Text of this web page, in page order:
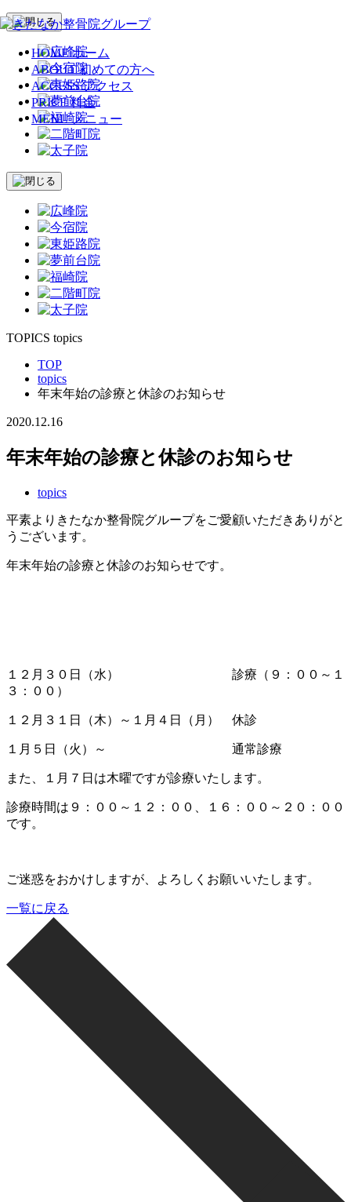
HOME ホーム
ABOUT 初めての方へ
ACCESS アクセス
PRICE 料金
MENU メニュー
TOPICS topics
TOP
topics
年末年始の診療と休診のお知らせ
2020.12.16
年末年始の診療と休診のお知らせ
topics
平素よりきたなか整骨院グループをご愛顧いただきありがと
うございます。
年末年始の診療と休診のお知らせです。
１２月３０日（水） 診療（９：００～１
３：００）
１２月３１日（木）～１月４日（月） 休診
１月５日（火）～ 通常診療
また、１月７日は木曜ですが診療いたします。
診療時間は９：００～１２：００、１６：００～２０：００
です。
ご迷惑をおかけしますが、よろしくお願いいたします。
一覧に戻る